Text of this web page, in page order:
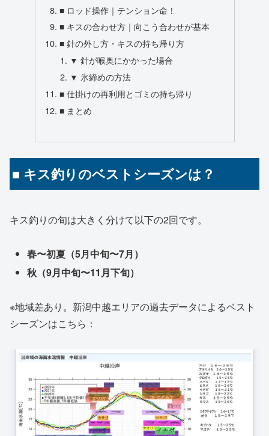
■ ロッド操作｜テンション命！
■ キスの合わせ方｜向こう合わせが基本
■ 針の外し方・キスの持ち帰り方
▼ 針が喉奥にかかった場合
▼ 氷締めの方法
■ 仕掛けの再利用とゴミの持ち帰り
■ まとめ
■ キス釣りのベストシーズンは？
キス釣りの旬は大きく分けて以下の2回です。
春〜初夏（5月中旬〜7月）
秋（9月中旬〜11月下旬）
※地域差あり。新潟中越エリアの過去データによるベスト
シーズンはこちら：